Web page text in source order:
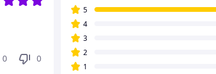
0 0
5
4
3
2
1